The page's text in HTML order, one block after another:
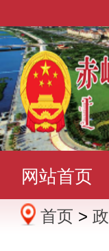
网站首页
办事服务
首页 >